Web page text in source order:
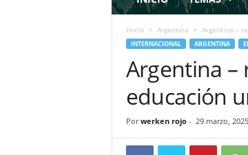
Inicio Argentina Argentina –
INTERNACIONAL ARGENTINA
Argentina –
educación
Por werken rojo- 29 marzo, 2025